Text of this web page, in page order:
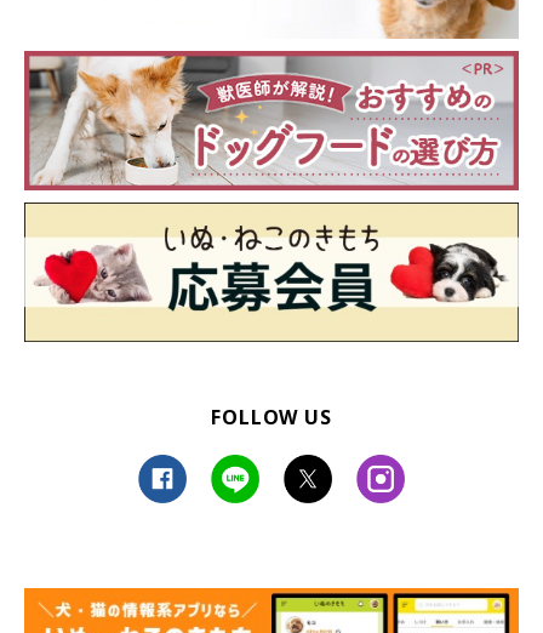
FOLLOW US